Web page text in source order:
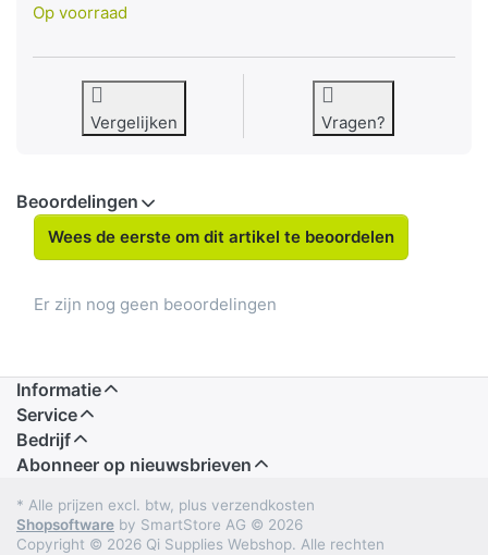
Op voorraad
Vergelijken Vragen?
Beoordelingen
Wees de eerste om dit artikel te beoordelen
Er zijn nog geen beoordelingen
Informatie
Service
Bedrijf
Abonneer op nieuwsbrieven
* Alle prijzen excl. btw, plus verzendkosten
Shopsoftware by SmartStore AG © 2026
Copyright © 2026 Qi Supplies Webshop. Alle rechten